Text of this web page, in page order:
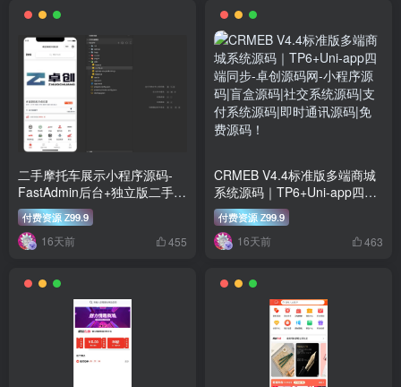
二手摩托车展示小程序源码-
FastAdmin后台+独立版二手车
管理系统
付费资源 Z99.9
16天前 455
CRMEB V4.4标准版多端商城
系统源码｜TP6+Uni-app四端
同步
付费资源 Z99.9
16天前 463